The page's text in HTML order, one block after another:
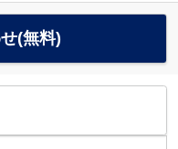
(無料)